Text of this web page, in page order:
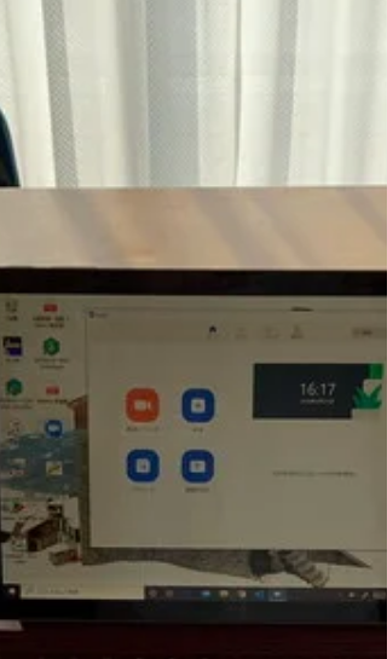
やかにつながる暮らし。長く親しまれてき
風景を受け継ぎながら、新たな家族の居場
をかたちにした住まいをご覧ください。
WORKS「辻堂の二世帯住宅」よりご覧い
だけます。